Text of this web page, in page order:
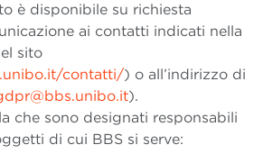
è disponibile su richiesta
ai contatti indicati nella
sito
contatti/) o all’indirizzo di
).
che sono designati responsabili
di cui BBS si serve: